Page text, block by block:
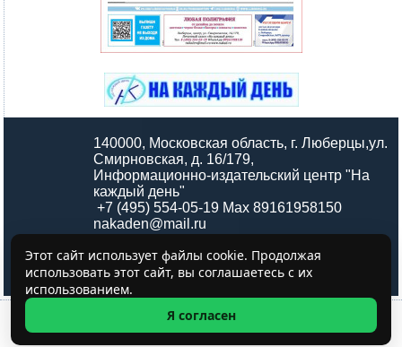
140000, Московская область, г. Люберцы,ул.
Смирновская, д. 16/179,
Информационно-издательский центр "На
каждый день"
+7 (495) 554-05-19 Max 89161958150
nakaden@mail.ru
МСУИНФОРМ.РФ © 2001 - 2023. Все права защищены.
Этот сайт использует файлы cookie. Продолжая
использовать этот сайт, вы соглашаетесь с их
использованием.
Я согласен